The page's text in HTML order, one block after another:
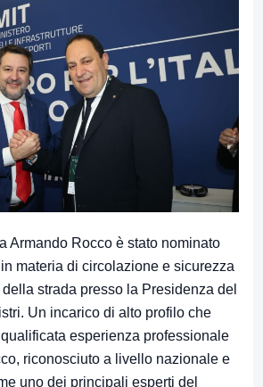
Armando Rocco è stato nominato
materia di circolazione e sicurezza
strada presso la Presidenza del
Un incarico di alto profilo che
esperienza professionale
riconosciuto a livello nazionale e
uno dei principali esperti del